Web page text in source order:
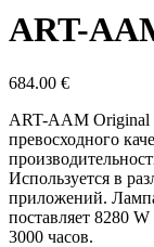
ART-
684.00 €
ART-AAM Original
превосходного
Используется в
приложений.
поставляет 8280
3000 часов.